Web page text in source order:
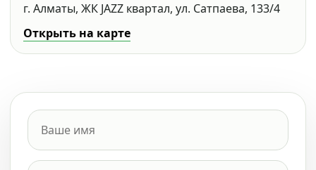
г. Алматы, ЖК JAZZ квартал, ул. Сатпаева, 133/4
Открыть на карте